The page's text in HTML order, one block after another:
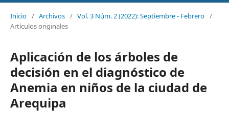
Inicio / Archivos / Vol. 3 Núm. 2 (2022): Septiembre - Febrero /
Artículos originales
Aplicación de los árboles de
decisión en el diagnóstico de
Anemia en niños de la ciudad de
Arequipa